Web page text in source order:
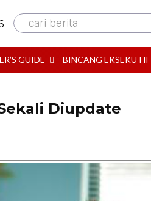
cari berita
GUIDE BINCANG EKSEKUTIF
Diupdate